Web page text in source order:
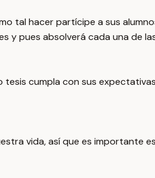
tal hacer partícipe a sus
y pues absolverá cada una de
cumpla con sus
vida, así que es importante